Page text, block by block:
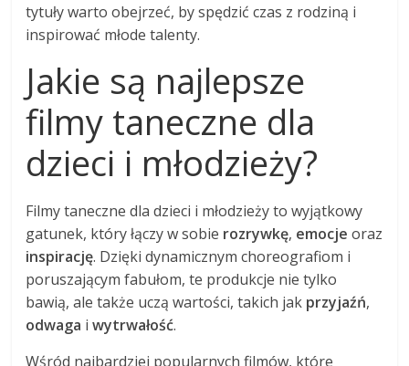
tytuły warto obejrzeć, by spędzić czas z rodziną i
inspirować młode talenty.
Jakie są najlepsze
filmy taneczne dla
dzieci i młodzieży?
Filmy taneczne dla dzieci i młodzieży to wyjątkowy
gatunek, który łączy w sobie rozrywkę, emocje oraz
inspirację. Dzięki dynamicznym choreografiom i
poruszającym fabułom, te produkcje nie tylko
bawią, ale także uczą wartości, takich jak przyjaźń,
odwaga iwytrwałość.
Wśród najbardziej popularnych filmów, które